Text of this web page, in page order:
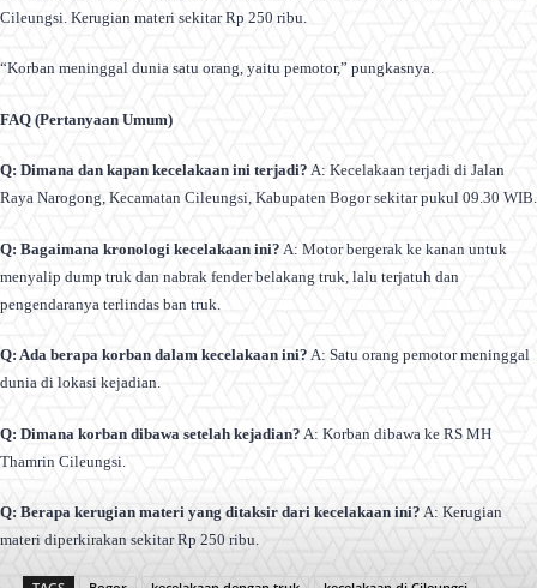
Cileungsi. Kerugian materi sekitar Rp 250 ribu.
“Korban meninggal dunia satu orang, yaitu pemotor,” pungkasnya.
FAQ (Pertanyaan Umum)
Q: Dimana dan kapan kecelakaan ini terjadi? A: Kecelakaan terjadi di Jalan
Raya Narogong, Kecamatan Cileungsi, Kabupaten Bogor sekitar pukul 09.30 WIB.
Q: Bagaimana kronologi kecelakaan ini? A: Motor bergerak ke kanan untuk
menyalip dump truk dan nabrak fender belakang truk, lalu terjatuh dan
pengendaranya terlindas ban truk.
Q: Ada berapa korban dalam kecelakaan ini? A: Satu orang pemotor meninggal
dunia di lokasi kejadian.
Q: Dimana korban dibawa setelah kejadian? A: Korban dibawa ke RS MH
Thamrin Cileungsi.
Q: Berapa kerugian materi yang ditaksir dari kecelakaan ini? A: Kerugian
materi diperkirakan sekitar Rp 250 ribu.